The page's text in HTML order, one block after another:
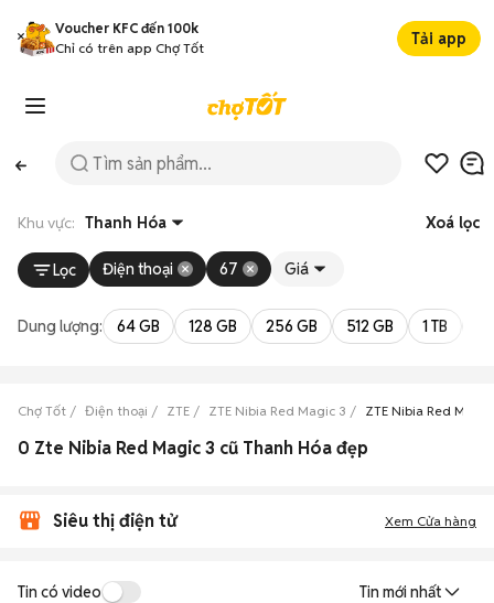
Voucher KFC đến 100k
Chỉ có trên app Chợ Tốt
Tải app
Khu vực: Thanh Hóa Xoá lọc
Lọc Điện thoại 67 Giá
Dung lượng: 64 GB 128 GB 256 GB 512 GB 1 TB
Chợ Tốt Điện thoại ZTE ZTE Nibia Red Magic 3 ZTE Nibia Red
0 Zte Nibia Red Magic 3 cũ Thanh Hóa đẹp
Siêu thị điện tử Xem Cửa hàng
Tin có video Tin mới nhất